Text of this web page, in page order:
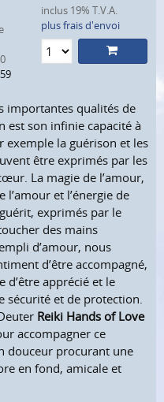
inclus 19% T.V.A.
plus frais d'envoi
importantes qualités de
est son infinie capacité à
exemple la guérison et les
être exprimés par les
La magie de l’amour,
l’amour et l’énergie de
exprimés par le
des mains
d’amour, nous
d’être accompagné,
d’être apprécié et le
sécurité et de protection.
Reiki Hands of Love
accompagner ce
douceur procurant une
en fond, amicale et